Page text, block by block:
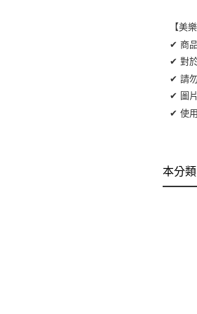
【美
✔ 商
✔ 對
✔ 請
✔ 圖
✔ 使
本分